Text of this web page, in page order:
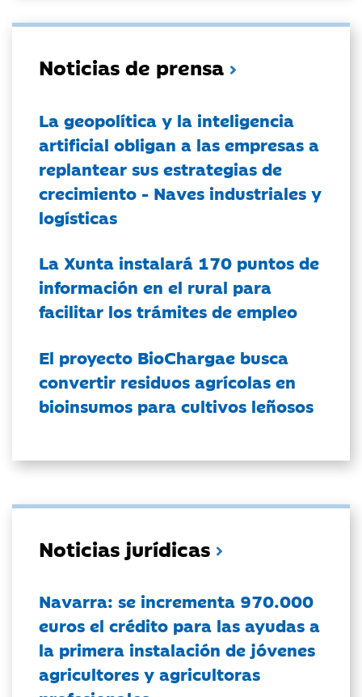
Noticias de prensa
La geopolítica y la inteligencia
artificial obligan a las empresas a
replantear sus estrategias de
crecimiento - Naves industriales y
logísticas
La Xunta instalará 170 puntos de
información en el rural para
facilitar los trámites de empleo
El proyecto BioChargae busca
convertir residuos agrícolas en
bioinsumos para cultivos leñosos
Noticias jurídicas
Navarra: se incrementa 970.000
euros el crédito para las ayudas a
la primera instalación de jóvenes
agricultores y agricultoras